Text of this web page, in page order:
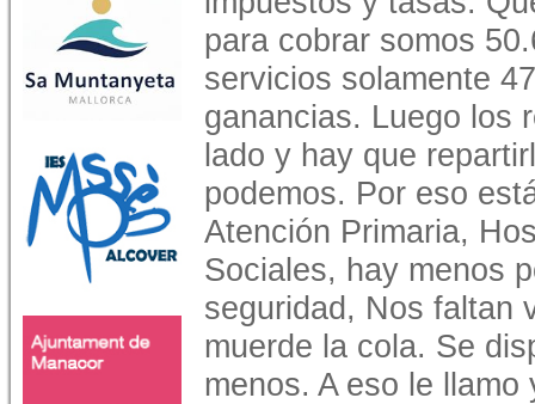
para cobrar somos
servicios solamente
ganancias. Luego los
lado y hay que
podemos. Por eso
Atención Primaria,
Sociales, hay menos
seguridad, Nos faltan
muerde la cola. Se
menos. A eso le